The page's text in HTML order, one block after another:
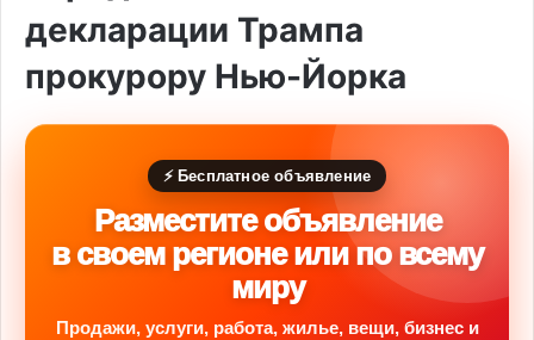
декларации Трампа
прокурору Нью-Йорка
⚡ Бесплатное объявление
Разместите объявление
в своем регионе или по всему
миру
Продажи, услуги, работа, жилье, вещи, бизнес и